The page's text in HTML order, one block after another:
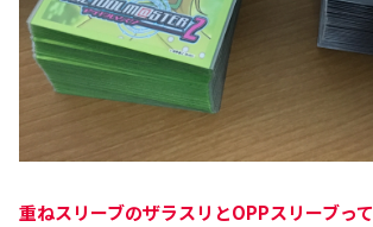
重ねスリーブのザラスリとOPPスリーブって